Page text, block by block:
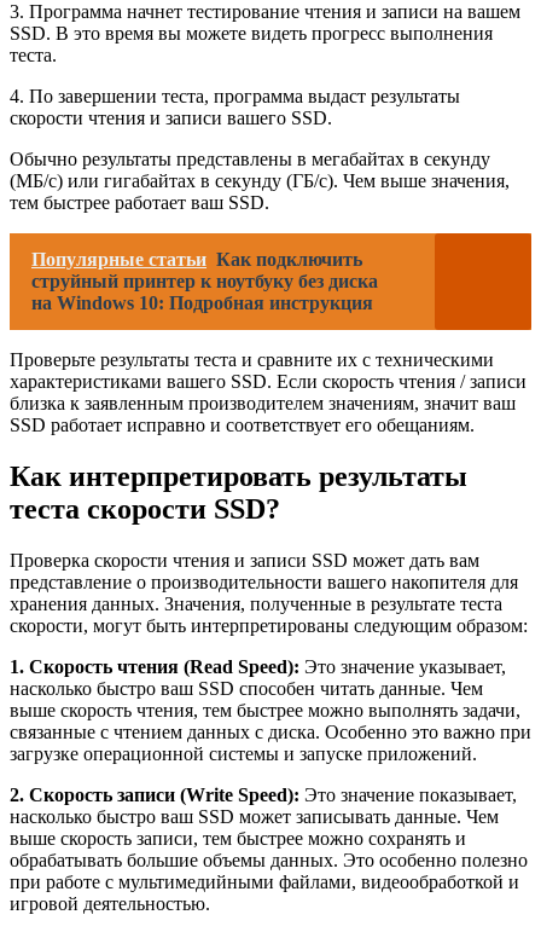
3. Программа начнет тестирование чтения и записи на вашем
SSD. В это время вы можете видеть прогресс выполнения
теста.
4. По завершении теста, программа выдаст результаты
скорости чтения и записи вашего SSD.
Обычно результаты представлены в мегабайтах в секунду
(МБ/с) или гигабайтах в секунду (ГБ/с). Чем выше значения,
тем быстрее работает ваш SSD.
Популярные статьи Как подключить
струйный принтер к ноутбуку без диска
на Windows 10: Подробная инструкция
Проверьте результаты теста и сравните их с техническими
характеристиками вашего SSD. Если скорость чтения / записи
близка к заявленным производителем значениям, значит ваш
SSD работает исправно и соответствует его обещаниям.
Как интерпретировать результаты
теста скорости SSD?
Проверка скорости чтения и записи SSD может дать вам
представление о производительности вашего накопителя для
хранения данных. Значения, полученные в результате теста
скорости, могут быть интерпретированы следующим образом:
1. Скорость чтения (Read Speed): Это значение указывает,
насколько быстро ваш SSD способен читать данные. Чем
выше скорость чтения, тем быстрее можно выполнять задачи,
связанные с чтением данных с диска. Особенно это важно при
загрузке операционной системы и запуске приложений.
2. Скорость записи (Write Speed): Это значение показывает,
насколько быстро ваш SSD может записывать данные. Чем
выше скорость записи, тем быстрее можно сохранять и
обрабатывать большие объемы данных. Это особенно полезно
при работе с мультимедийными файлами, видеообработкой и
игровой деятельностью.